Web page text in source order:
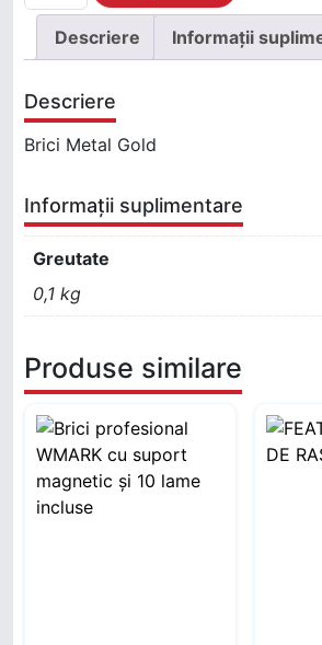
Descriere Informații
Descriere
Brici Metal Gold
Informații suplimentare
Greutate
0,1 kg
Produse similare